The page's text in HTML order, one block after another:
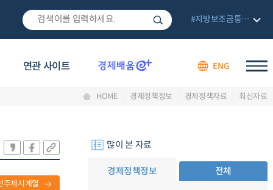
연관 사이트 ENG
#지방보조금통합관리망
HOME 경제정책정보 경제정책자료 최신자료
주제시계열
많이 본 자료
경제정책정보 전체